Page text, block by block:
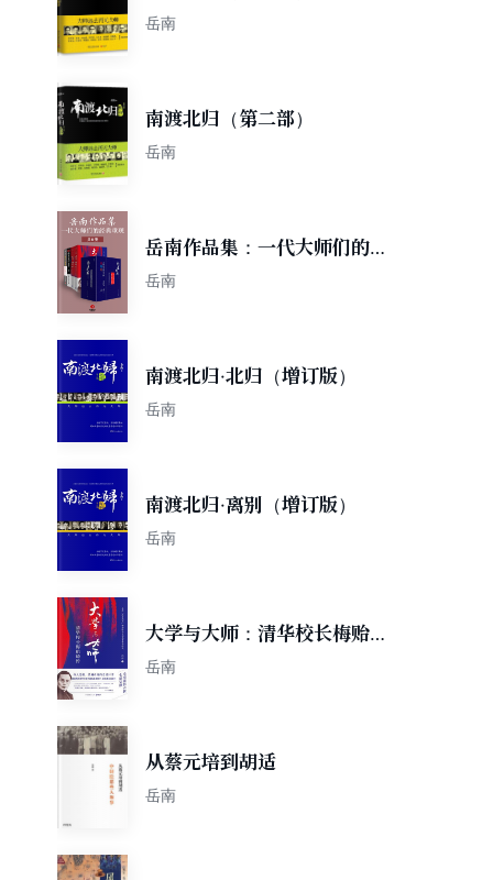
岳南
南渡北归（第二部）
岳南
岳南作品集：一代大师们的经
典重现（共6册）
岳南
南渡北归·北归（增订版）
岳南
南渡北归·离别（增订版）
岳南
大学与大师：清华校长梅贻琦
传
岳南
从蔡元培到胡适
岳南